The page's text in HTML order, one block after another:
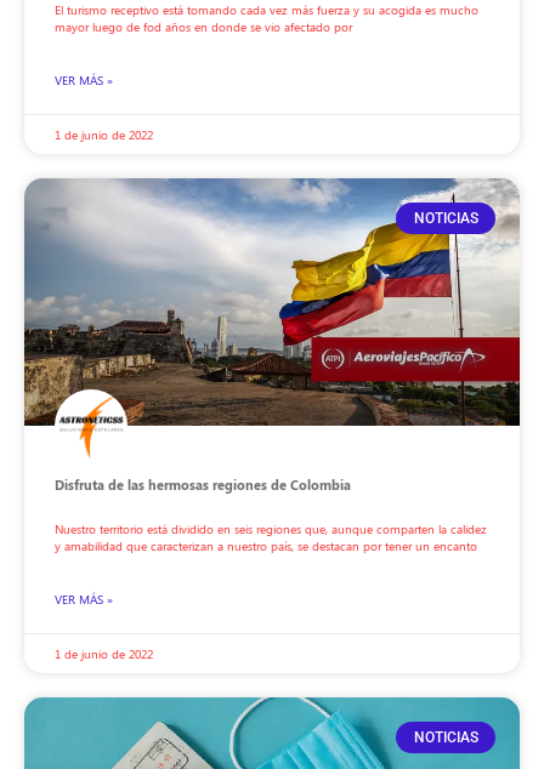
El turismo receptivo está tomando cada vez más fuerza y su acogida es mucho
mayor luego de fod años en donde se vio afectado por
VER MÁS »
1 de junio de 2022
NOTICIAS
Disfruta de las hermosas regiones de Colombia
Nuestro territorio está dividido en seis regiones que, aunque comparten la calidez
y amabilidad que caracterizan a nuestro país, se destacan por tener un encanto
VER MÁS »
1 de junio de 2022
NOTICIAS